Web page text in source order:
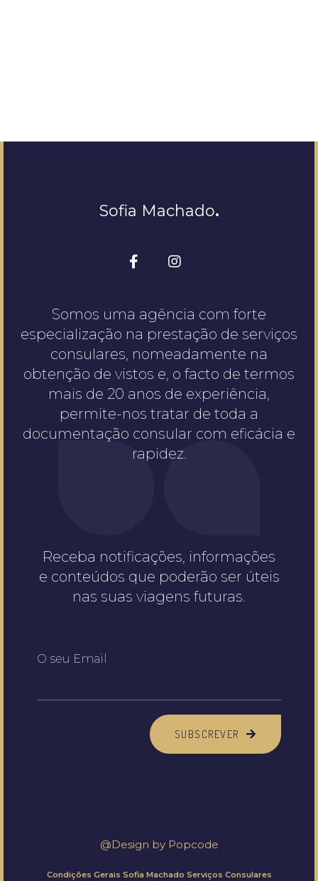
Sofia Machado.
Somos uma agência com forte
especialização na prestação de serviços
consulares, nomeadamente na
obtenção de vistos e, o facto de termos
mais de 20 anos de experiência,
permite-nos tratar de toda a
documentação consular com eficácia e
rapidez.
Receba notificações, informações
e conteúdos que poderão ser úteis
nas suas viagens futuras.
O seu Email
SUBSCREVER
@Design by Popcode
Condições Gerais Sofia Machado Serviços Consulares